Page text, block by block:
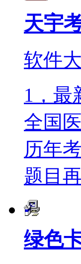
天宇
软件
1，最
全国
历年
题目
绿色